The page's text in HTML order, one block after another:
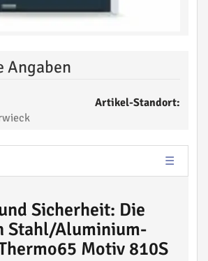
Angaben
Artikel-Standort:
Sicherheit: Die
Stahl/Aluminium-
Motiv 810S